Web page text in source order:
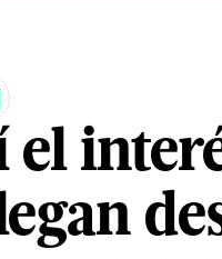
el